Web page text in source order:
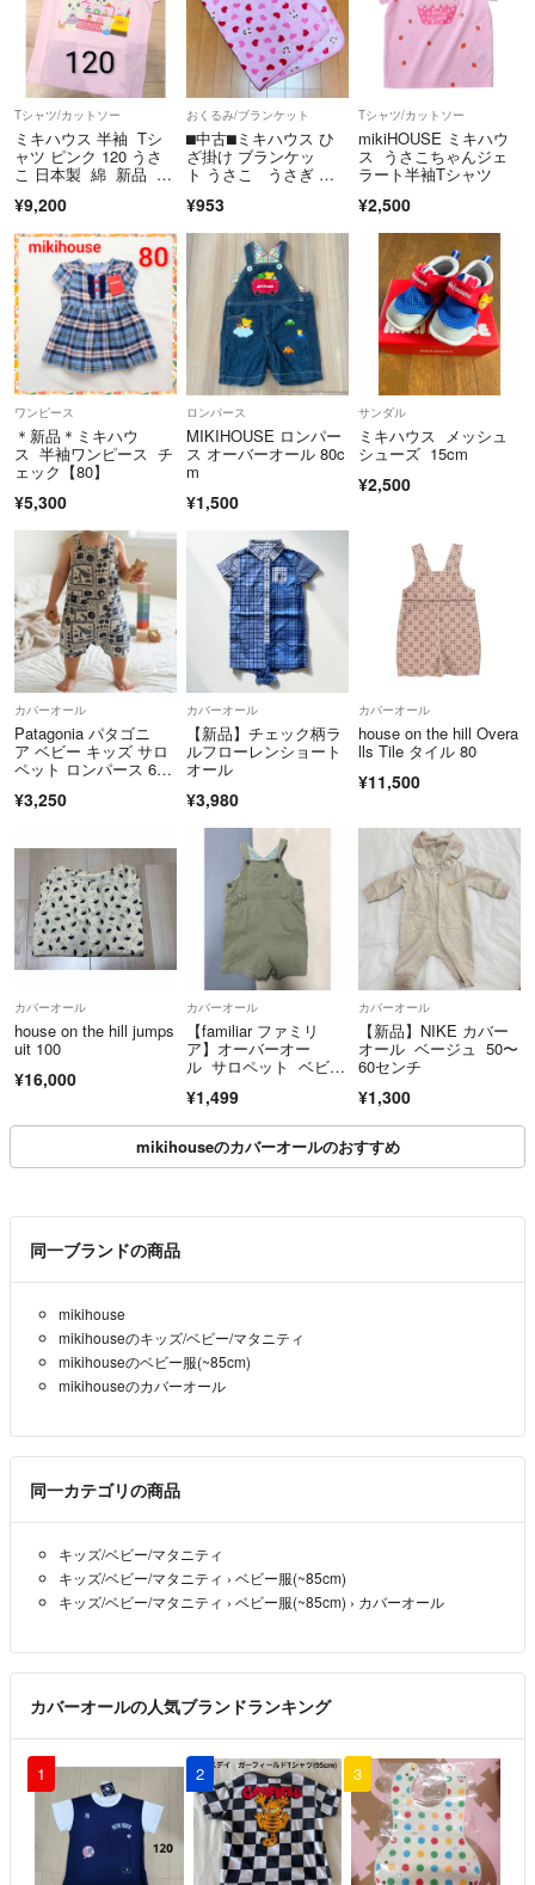
ります♪
どうぞよろしくお願い致します(❛v❛✿)
Tシャツ/カットソー
ミキハウス 半袖 Tシ
ャツ ピンク 120 うさ
こ 日本製 綿 新品 タ
プリケ 豪華
¥9,200
おくるみ/ブランケット
⬛︎中古⬛︎ミキハウス ひ
ざ掛け ブランケッ
ト うさこ うさぎ ピ
¥953
Tシャツ/カットソー
mikiHOUSE ミキハウ
ス うさこちゃんジェ
ラート半袖Tシャツ
¥2,500
ワンピース
＊新品＊ミキハウ
ス 半袖ワンピース チ
ェック【80】
¥5,300
ロンパース
MIKIHOUSE ロンパー
ス オーバーオール 80c
m
¥1,500
サンダル
ミキハウス メッシュ
シューズ 15cm
¥2,500
カバーオール
Patagonia パタゴニ
ア ベビー キッズ サロ
ペット ロンパース 6-1
¥3,250
カバーオール
【新品】チェック柄ラ
ルフローレンショート
オール
¥3,980
カバーオール
house on the hill Overa
lls Tile タイル 80
¥11,500
カバーオール
house on the hill jumps
uit 100
¥16,000
カバーオール
【familiar ファミリ
ア】オーバーオー
ル サロペット ベビー
¥1,499
カバーオール
【新品】NIKE カバー
オール ベージュ 50〜
60センチ
¥1,300
mikihouseのカバーオールのおすすめ
同一ブランドの商品
mikihouse
mikihouseのキッズ/ベビー/マタニティ
mikihouseのベビー服(~85cm)
mikihouseのカバーオール
同一カテゴリの商品
キッズ/ベビー/マタニティ
キッズ/ベビー/マタニティ › ベビー服(~85cm)
キッズ/ベビー/マタニティ › ベビー服(~85cm) › カバーオール
カバーオールの人気ブランドランキング
1 2 3